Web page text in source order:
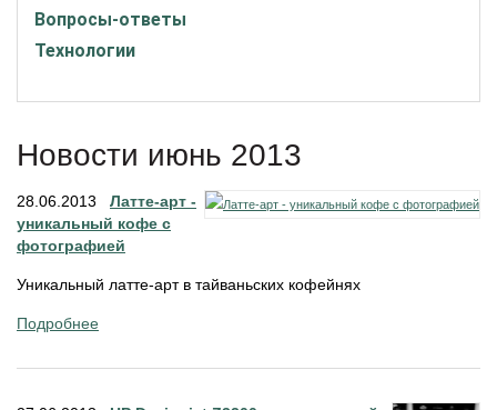
Вопросы-ответы
Технологии
Новости июнь 2013
28.06.2013 Латте-арт -
уникальный кофе c
фотографией
Уникальный латте-арт в тайваньских кофейнях
Подробнее